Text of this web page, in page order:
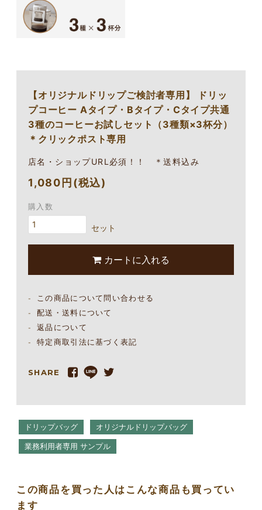
【オリジナルドリップご検討者専用】 ドリッ
プコーヒー Aタイプ・Bタイプ・Cタイプ共通
3種のコーヒーお試しセット（3種類×3杯分）
＊クリックポスト専用
店名・ショップURL必須！！ ＊送料込み
1,080円(税込)
購入数
セット
カートに入れる
この商品について問い合わせる
配送・送料について
返品について
特定商取引法に基づく表記
SHARE
ドリップバッグ オリジナルドリップバッグ
業務利用者専用 サンプル
この商品を買った人はこんな商品も買ってい
ます